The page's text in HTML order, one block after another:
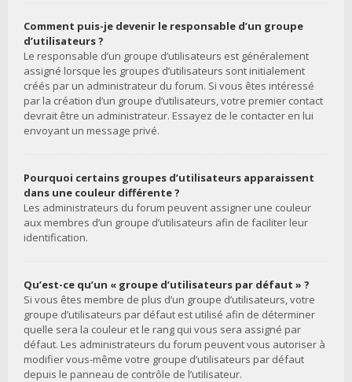
Comment puis-je devenir le responsable d’un groupe
d’utilisateurs ?
Le responsable d’un groupe d’utilisateurs est généralement
assigné lorsque les groupes d’utilisateurs sont initialement
créés par un administrateur du forum. Si vous êtes intéressé
par la création d’un groupe d’utilisateurs, votre premier contact
devrait être un administrateur. Essayez de le contacter en lui
envoyant un message privé.
Pourquoi certains groupes d’utilisateurs apparaissent
dans une couleur différente ?
Les administrateurs du forum peuvent assigner une couleur
aux membres d’un groupe d’utilisateurs afin de faciliter leur
identification.
Qu’est-ce qu’un « groupe d’utilisateurs par défaut » ?
Si vous êtes membre de plus d’un groupe d’utilisateurs, votre
groupe d’utilisateurs par défaut est utilisé afin de déterminer
quelle sera la couleur et le rang qui vous sera assigné par
défaut. Les administrateurs du forum peuvent vous autoriser à
modifier vous-même votre groupe d’utilisateurs par défaut
depuis le panneau de contrôle de l’utilisateur.